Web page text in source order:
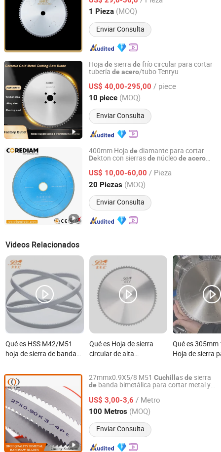
1 Pieza (MOQ)
Enviar Consulta
Hunan, China Desde 2025
Hoja de sierra de frío circular para cortar
tubería de acero/tubo Tenryu
US$ 40,00-295,00 / piece
10 piece (MOQ)
Enviar Consulta
Hangzhou Accurate International Co., Ltd.
Zhejiang, China Desde 2023
400mm Hoja de diamante para cortar
Dekton con sierrasde núcleode acero
US$ 10,00-60,00 / Pieza
20 Piezas (MOQ)
Enviar Consulta
Shijiazhuang Corediam Tools Technology Co., Ltd.
Hebei, China Desde 2018
Videos Relacionados
Qué es HSS M42/M51
hoja de sierra de banda
inoxidable
Qué es Hoja de sierra
circular de alta
barra de acero al
carbono
Qué es 305mm
Hoja de sierra
varilla de acero
acero
27mmx0.9X5/8 M51 Cuchillasde sierra
de banda bimetálica para cortar metal y
US$ 3,00-3,6 / Metro
100 Metros (MOQ)
Enviar Consulta
SHAOXING SHANGYU REAL SAW CUTTING TOOLS CO.,
LTD.
Zhejiang, China